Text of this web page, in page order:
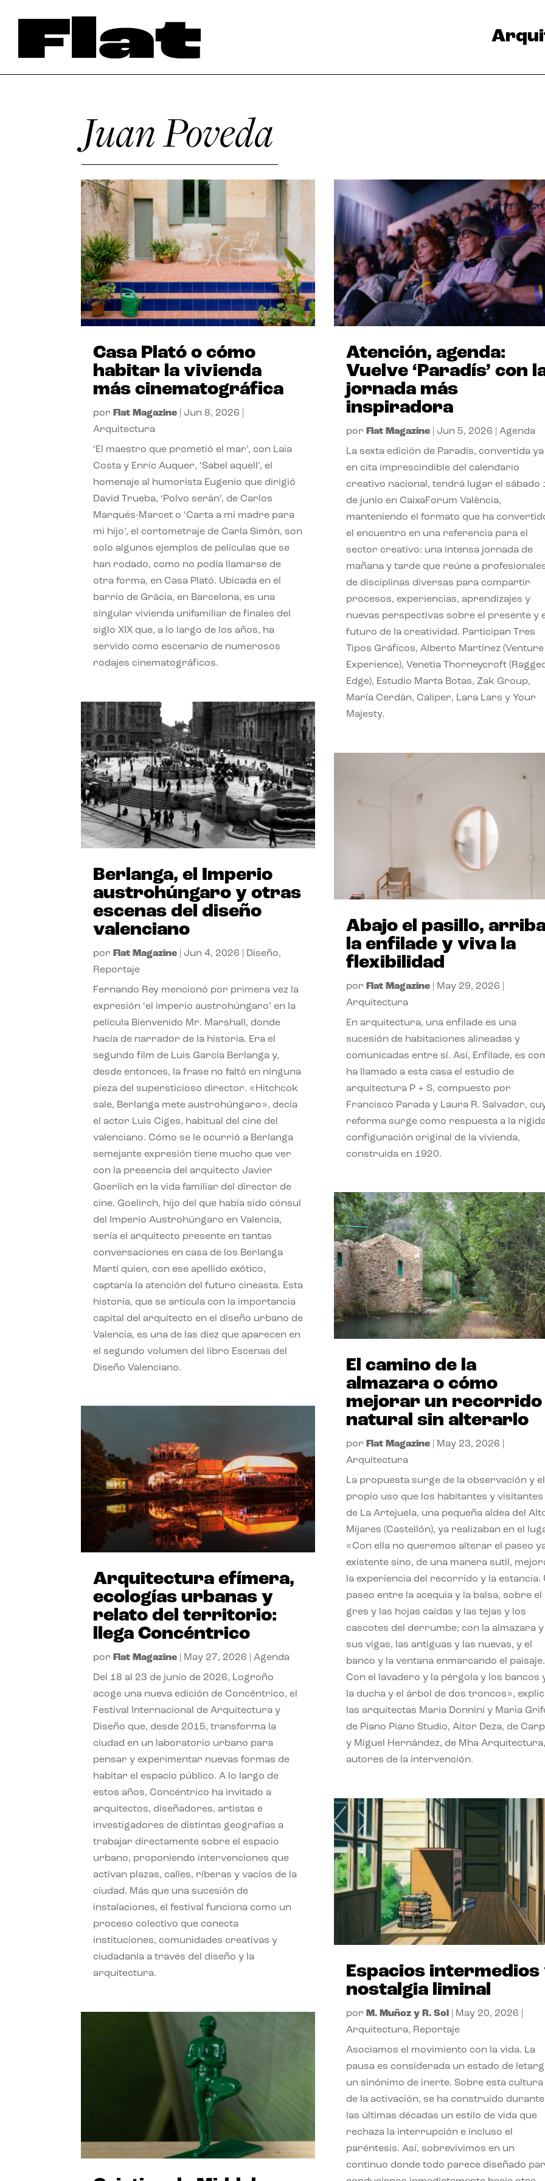
Juan Poveda
Casa Plató o cómo
habitar la vivienda
más cinematográfica
por Flat Magazine Jun 8, 2026
Arquitectura
‘El maestro que prometió el mar’, con Laia
Costa y Enric Auquer, ‘Sabel aquell’, el
homenaje al humorista Eugenio que dirigió
David Trueba, ‘Polvo serán’, de Carlos
Marqués-Marcet o ‘Carta a mi madre para
mi hijo’, el cortometraje de Carla Simón, son
solo algunos ejemplos de películas que se
han rodado, como no podía llamarse de
otra forma, en Casa Plató. Ubicada en el
barrio de Gràcia, en Barcelona, es una
singular vivienda unifamiliar de finales del
siglo XIX que, a lo largo de los años, ha
servido como escenario de numerosos
rodajes cinematográficos.
Berlanga, el Imperio
austrohúngaro y otras
escenas del diseño
valenciano
por Flat Magazine Jun 4, 2026 Diseño,
Reportaje
Fernando Rey mencionó por primera vez la
expresión ‘el imperio austrohúngaro’ en la
película Bienvenido Mr. Marshall, donde
hacía de narrador de la historia. Era el
segundo film de Luis García Berlanga y,
desde entonces, la frase no faltó en ninguna
pieza del supersticioso director. «Hitchcok
sale, Berlanga mete austrohúngaro», decía
el actor Luis Ciges, habitual del cine del
valenciano. Cómo se le ocurrió a Berlanga
semejante expresión tiene mucho que ver
con la presencia del arquitecto Javier
Goerlich en la vida familiar del director de
cine. Goelirch, hijo del que había sido cónsul
del Imperio Austrohúngaro en Valencia,
sería el arquitecto presente en tantas
conversaciones en casa de los Berlanga
Martí quien, con ese apellido exótico,
captaría la atención del futuro cineasta. Esta
historia, que se articula con la importancia
capital del arquitecto en el diseño urbano de
Valencia, es una de las diez que aparecen en
el segundo volumen del libro Escenas del
Diseño Valenciano.
Arquitectura efímera,
ecologías urbanas y
relato del territorio:
llega Concéntrico
por Flat Magazine May 27, 2026 |Agenda
Del 18 al 23 de junio de 2026, Logroño
acoge una nueva edición de Concéntrico, el
Festival Internacional de Arquitectura y
Diseño que, desde 2015, transforma la
ciudad en un laboratorio urbano para
pensar y experimentar nuevas formas de
habitar el espacio público. A lo largo de
estos años, Concéntrico ha invitado a
arquitectos, diseñadores, artistas e
investigadores de distintas geografías a
trabajar directamente sobre el espacio
urbano, proponiendo intervenciones que
activan plazas, calles, riberas y vacíos de la
ciudad. Más que una sucesión de
instalaciones, el festival funciona como un
proceso colectivo que conecta
instituciones, comunidades creativas y
ciudadanía a través del diseño y la
arquitectura.
Atención, agenda:
Vuelve ‘Paradís’ con
jornada más
inspiradora
por Flat Magazine| Jun 5, 2026 Agenda
La sexta edición de Paradís, convertida ya
en cita imprescindible del calendario
creativo nacional, tendrá lugar el sábado
de junio en CaixaForum València,
manteniendo el formato que ha
el encuentro en una referencia para el
sector creativo: una intensa jornada de
mañana y tarde que reúne a
de disciplinas diversas para compartir
procesos, experiencias, aprendizajes y
nuevas perspectivas sobre el presente y
futuro de la creatividad. Participan Tres
Tipos Gráficos, Alberto Martínez (Venture
Experience), Venetia Thorneycroft
Edge), Estudio Marta Botas, Zak Group,
María Cerdán, Caliper, Lara Lars y Your
Majesty.
Abajo el pasillo,
la enfilade y viva la
flexibilidad
por Flat Magazine| May 29, 2026
Arquitectura
En arquitectura, una enfilade es una
sucesión de habitaciones alineadas y
comunicadas entre sí. Así, Enfilade, es
ha llamado a esta casa el estudio de
arquitectura P + S, compuesto por
Francisco Parada y Laura R. Salvador,
reforma surge como respuesta a la
configuración original de la vivienda,
construida en 1920.
El camino de la
almazara o cómo
mejorar un recorrido
natural sin alterarlo
por Flat Magazine| May 23, 2026
Arquitectura
La propuesta surge de la observación y el
propio uso que los habitantes y visitantes
de La Artejuela, una pequeña aldea del
Mijares (Castellón), ya realizaban en el
«Con ella no queremos alterar el paseo
existente sino, de una manera sutil,
la experiencia del recorrido y la estancia.
paseo entre la acequia y la balsa, sobre el
gres y las hojas caídas y las tejas y los
cascotes del derrumbe; con la almazara y
sus vigas, las antiguas y las nuevas, y el
banco y la ventana enmarcando el paisaje.
Con el lavadero y la pérgola y los bancos
la ducha y el árbol de dos troncos»,
las arquitectas Maria Donnini y Maria
de Piano Piano Studio, Aitor Deza, de
y Miguel Hernández, de Mha Arquitectura,
autores de la intervención.
Espacios intermedios
nostalgia liminal
por M. Muñoz y R. Sol May 20, 2026
Arquitectura, Reportaje
Asociamos el movimiento con la vida. La
pausa es considerada un estado de
un sinónimo de inerte. Sobre esta cultura
de la activación, se ha construido durante
las últimas décadas un estilo de vida que
rechaza la interrupción e incluso el
paréntesis. Así, sobrevivimos en un
continuo donde todo parece diseñado